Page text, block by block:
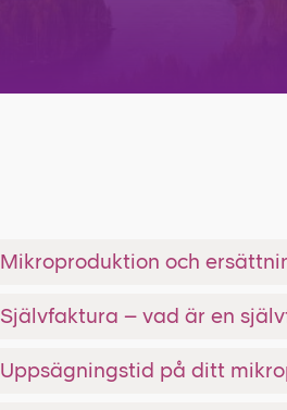
Mikroproduktion och
Självfaktura – vad är en
Uppsägningstid på ditt